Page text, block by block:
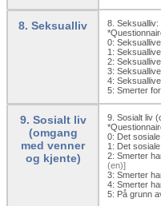
8. Seksualliv
8. Seksualliv:
0:
1:
2:
3:
4:
5: Smerter
9. Sosialt liv
(omgang
med venner
og kjente)
9. Sosialt liv
0: Det
1: Det
2: Smerter
(en)]
3: Smerter
4: Smerter
5: På grunn